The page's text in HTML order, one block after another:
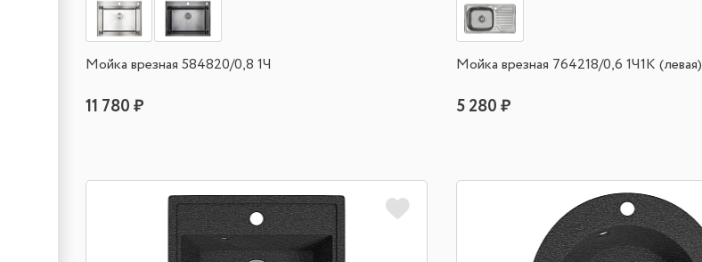
Мойка врезная 584820/0,8 1Ч
11 780 ₽
Мойка врезная 764218/0,6 1Ч1К (левая)
5 280 ₽